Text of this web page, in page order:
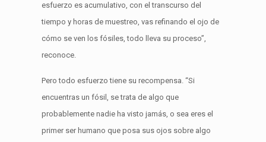
esfuerzo es acumulativo, con el transcurso del
tiempo y horas de muestreo, vas refinando el ojo de
cómo se ven los fósiles, todo lleva su proceso”,
reconoce.
Pero todo esfuerzo tiene su recompensa. “Si
encuentras un fósil, se trata de algo que
probablemente nadie ha visto jamás, o sea eres el
primer ser humano que posa sus ojos sobre algo